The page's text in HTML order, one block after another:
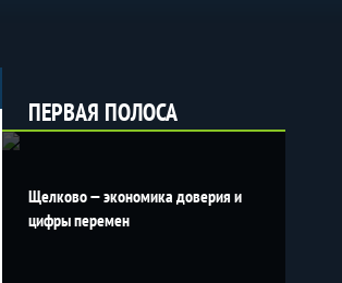
ПЕРВАЯ ПОЛОСА
Щелково — экономика доверия и
цифры перемен